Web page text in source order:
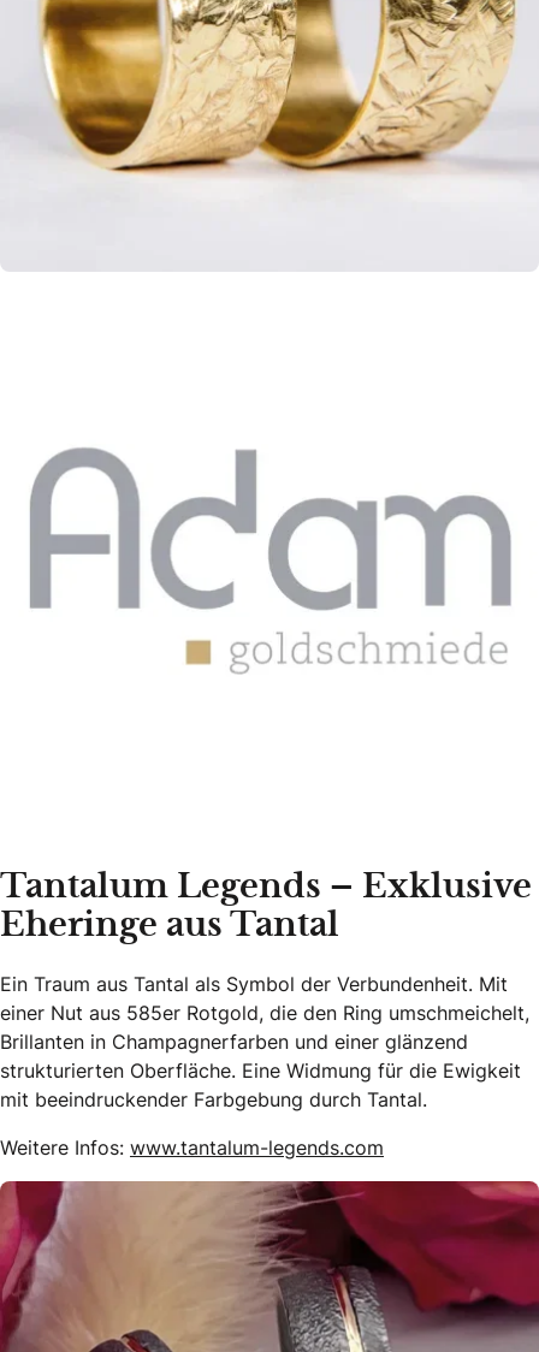
Tantalum Legends – Exklusive
Eheringe aus Tantal
Ein Traum aus Tantal als Symbol der Verbundenheit. Mit
einer Nut aus 585er Rotgold, die den Ring umschmeichelt,
Brillanten in Champagnerfarben und einer glänzend
strukturierten Oberfläche. Eine Widmung für die Ewigkeit
mit beeindruckender Farbgebung durch Tantal.
Weitere Infos: www.tantalum-legends.com